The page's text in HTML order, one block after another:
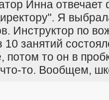
Инна
Я
Инструктор по
занятий
то он в
то. Вообщем,